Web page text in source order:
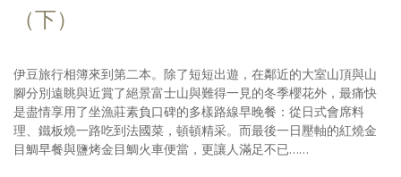
廚房集
旅遊美食集
生活風
書房集
（下）
伊豆旅行相簿來到第二本。除了短短出遊，在鄰近的大室山頂與山
腳分別遠眺與近賞了絕景富士山與難得一見的冬季櫻花外，最痛快
是盡情享用了坐漁莊素負口碑的多樣路線早晚餐：從日式會席料
理、鐵板燒一路吃到法國菜，頓頓精采。而最後一日壓軸的紅燒金
目鯛早餐與鹽烤金目鯛火車便當，更讓人滿足不已……